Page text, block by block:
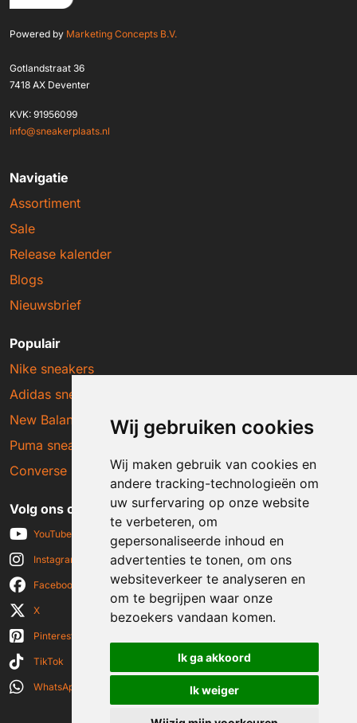
Wij gebruiken cookies
Wij maken gebruik van cookies en
andere tracking-technologieën om
uw surfervaring op onze website
te verbeteren, om
gepersonaliseerde inhoud en
advertenties te tonen, om ons
websiteverkeer te analyseren en
om te begrijpen waar onze
bezoekers vandaan komen.
Ik ga akkoord
Ik weiger
Powered by Marketing Concepts B.V.
Gotlandstraat 36
7418 AX Deventer
KVK: 91956099
info@sneakerplaats.nl
Navigatie
Assortiment
Sale
Release kalender
Blogs
Nieuwsbrief
Populair
Nike sneakers
Adidas sneakers
New Balance sneakers
Puma sneakers
Converse sneakers
Volg ons op social media
YouTube
Instagram
Facebook
X
Pinterest
TikTok
WhatsApp